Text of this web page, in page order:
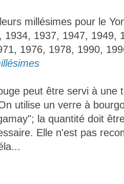
millésimes pour le
1934, 1937, 1947, 1949,
1976, 1978, 1990,
peut être servi à une
utilise un verre à
la quantité doit
Elle n'est pas